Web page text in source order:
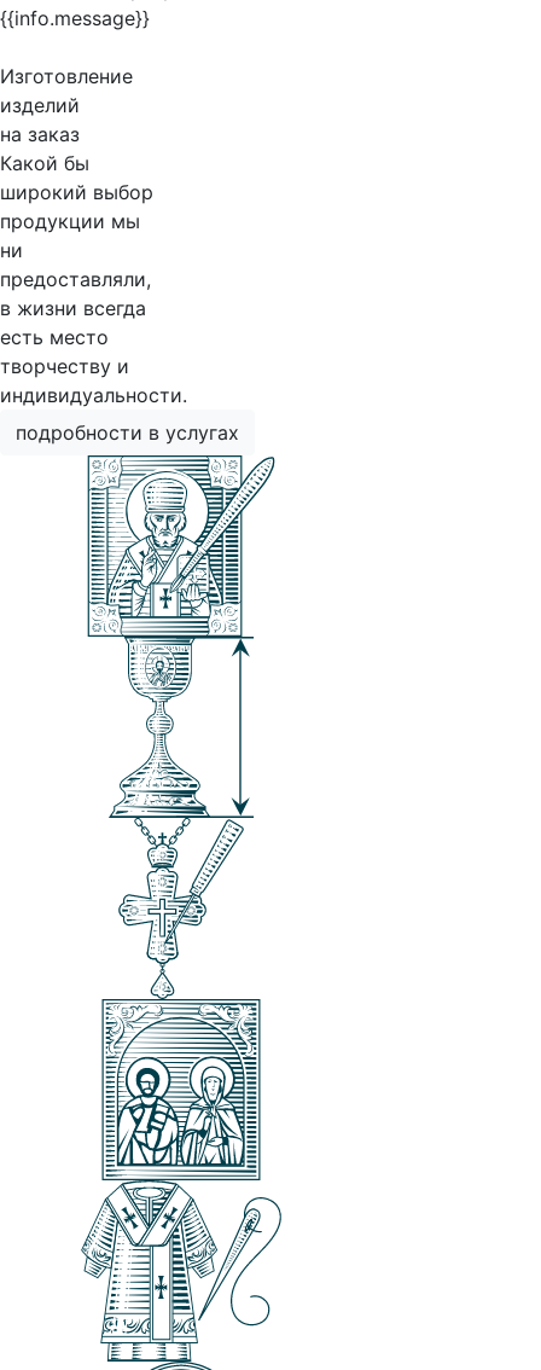
{{info.message}}
Изготовление
изделий
на заказ
Какой бы
широкий выбор
продукции мы
ни
предоставляли,
в жизни всегда
есть место
творчеству и
индивидуальности.
подробности в услугах